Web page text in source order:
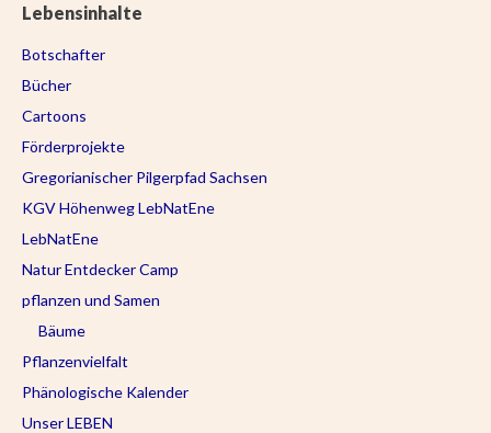
Lebensinhalte
Botschafter
Bücher
Cartoons
Förderprojekte
Gregorianischer Pilgerpfad Sachsen
KGV Höhenweg LebNatEne
LebNatEne
Natur Entdecker Camp
pflanzen und Samen
Bäume
Pflanzenvielfalt
Phänologische Kalender
Unser LEBEN